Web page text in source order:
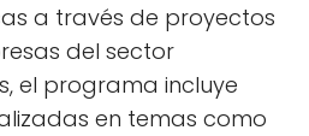
a través de proyectos
del sector
el programa incluye
en temas como